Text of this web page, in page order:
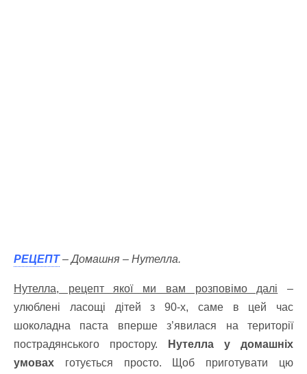
РЕЦЕПТ– Домашня – Нутелла.
Нутелла, рецепт якої ми вам розповімо далі –
улюблені ласощі дітей з 90-х, саме в цей час
шоколадна паста вперше з’явилася на території
пострадянського простору.
Нутелла у домашніх
умовах готується просто. Щоб приготувати цю